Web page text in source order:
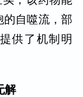
的自噬流，部
供了机制明
解